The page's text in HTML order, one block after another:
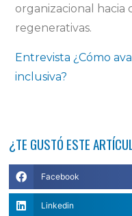
organizacional hacia
regenerativas.
Entrevista ¿Cómo
inclusiva?
¿TE GUSTÓ ESTE
Facebook
Linkedin